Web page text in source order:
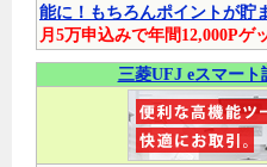
能に！もちろんポイントが貯
月5万申込みで年間12,000Pゲ
三菱UFJ eスマート